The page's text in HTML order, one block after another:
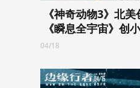
《神奇动物3》北
《瞬息全宇宙》创
04/18